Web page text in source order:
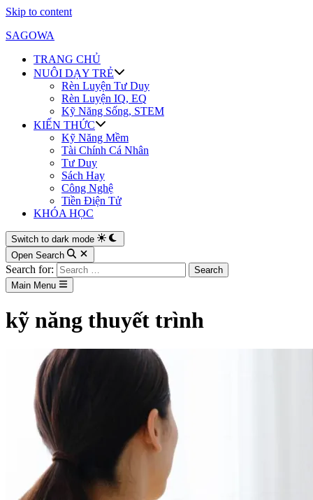
Skip to content
SAGOWA
TRANG CHỦ
NUÔI DẠY TRẺ
Rèn Luyện Tư Duy
Rèn Luyện IQ, EQ
Kỹ Năng Sống, STEM
KIẾN THỨC
Kỹ Năng Mềm
Tài Chính Cá Nhân
Tư Duy
Sách Hay
Công Nghệ
Tiền Điện Tử
KHÓA HỌC
Switch to dark mode
Open Search
Search for:
Main Menu
kỹ năng thuyết trình